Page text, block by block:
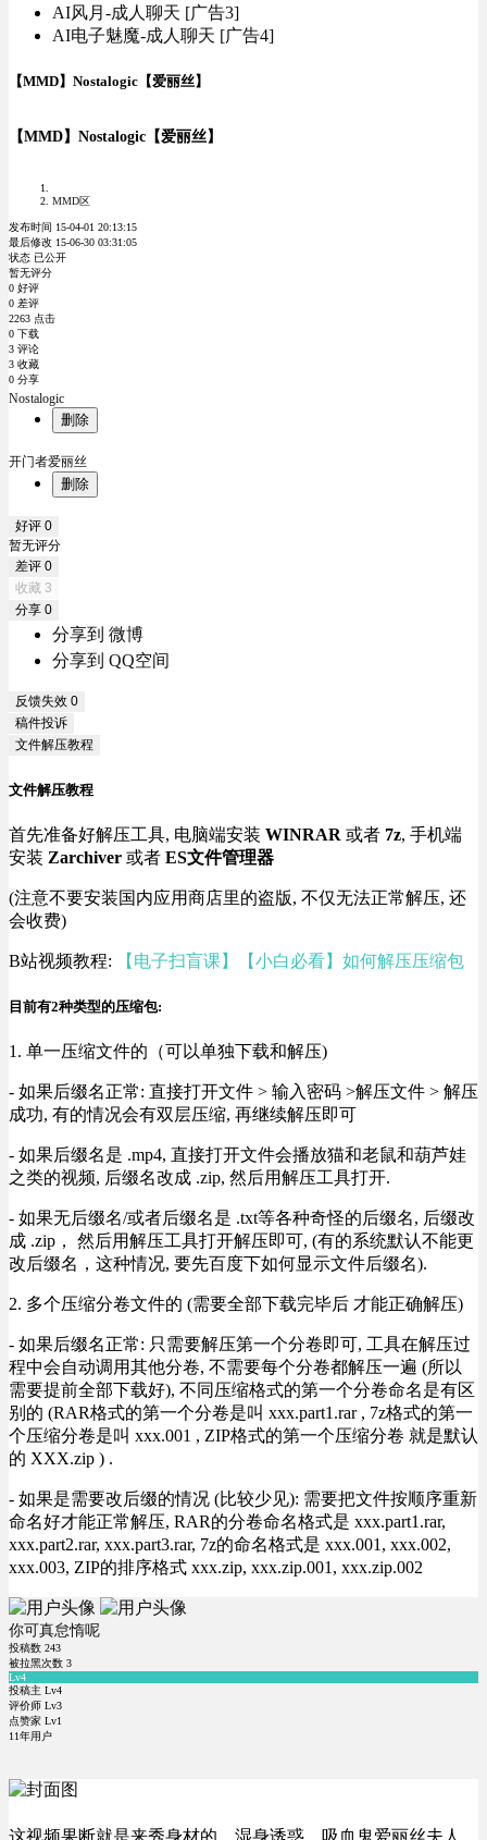
AI风月-成人聊天 [广告3]
AI电子魅魔-成人聊天 [广告4]
【MMD】Nostalogic【爱丽丝】
【MMD】Nostalogic【爱丽丝】
MMD区
发布时间 15-04-01 20:13:15
最后修改 15-06-30 03:31:05
状态 已公开
暂无评分
0 好评
0 差评
2263 点击
0 下载
3 评论
3 收藏
0 分享
Nostalogic
删除
开门者爱丽丝
删除
好评 0
暂无评分
差评 0
收藏 3
分享 0
分享到 微博
分享到 QQ空间
反馈失效 0
稿件投诉
文件解压教程
文件解压教程
首先准备好解压工具, 电脑端安装 WINRAR 或者 7z, 手机端
安装 Zarchiver 或者 ES文件管理器
(注意不要安装国内应用商店里的盗版, 不仅无法正常解压, 还
会收费)
B站视频教程: 【电子扫盲课】【小白必看】如何解压压缩包
目前有2种类型的压缩包:
1. 单一压缩文件的（可以单独下载和解压)
- 如果后缀名正常: 直接打开文件 > 输入密码 >解压文件 > 解压
成功, 有的情况会有双层压缩, 再继续解压即可
- 如果后缀名是 .mp4, 直接打开文件会播放猫和老鼠和葫芦娃
之类的视频, 后缀名改成 .zip, 然后用解压工具打开.
- 如果无后缀名/或者后缀名是 .txt等各种奇怪的后缀名, 后缀改
成 .zip， 然后用解压工具打开解压即可, (有的系统默认不能更
改后缀名，这种情况, 要先百度下如何显示文件后缀名).
2. 多个压缩分卷文件的 (需要全部下载完毕后 才能正确解压)
- 如果后缀名正常: 只需要解压第一个分卷即可, 工具在解压过
程中会自动调用其他分卷, 不需要每个分卷都解压一遍 (所以
需要提前全部下载好), 不同压缩格式的第一个分卷命名是有区
别的 (RAR格式的第一个分卷是叫 xxx.part1.rar , 7z格式的第一
个压缩分卷是叫 xxx.001 , ZIP格式的第一个压缩分卷 就是默认
的 XXX.zip ) .
- 如果是需要改后缀的情况 (比较少见): 需要把文件按顺序重新
命名好才能正常解压, RAR的分卷命名格式是 xxx.part1.rar,
xxx.part2.rar, xxx.part3.rar, 7z的命名格式是 xxx.001, xxx.002,
xxx.003, ZIP的排序格式 xxx.zip, xxx.zip.001, xxx.zip.002
你可真怠惰呢
投稿数 243
被拉黑次数 3
Lv4
投稿主 Lv4
评价师 Lv3
点赞家 Lv1
11年用户
这视频果断就是来秀身材的，湿身诱惑，吸血鬼爱丽丝夫人